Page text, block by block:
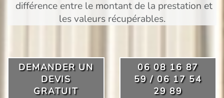
différence entre le montant de la prestation et
les valeurs récupérables.
DEMANDER UN
DEVIS
GRATUIT
06 08 16 87
59 / 06 17 54
29 89